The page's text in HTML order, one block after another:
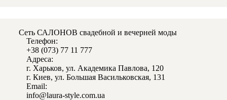
Сеть САЛОНОВ свадебной и вечерней моды
Телефон:
+38 (073) 77 11 777
Адреса:
г. Харьков, ул. Академика Павлова, 120
г. Киев, ул. Большая Васильковская, 131
Email:
info@laura-style.com.ua